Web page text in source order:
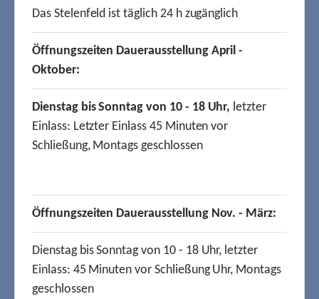
Das Stelenfeld ist täglich 24 h zugänglich
Öffnungszeiten Dauerausstellung April -
Oktober:
Dienstag bis Sonntag von 10 - 18 Uhr, letzter
Einlass: Letzter Einlass 45 Minuten vor
Schließung, Montags geschlossen
Öffnungszeiten Dauerausstellung Nov. - März:
Dienstag bis Sonntag von 10 - 18 Uhr, letzter
Einlass: 45 Minuten vor Schließung Uhr, Montags
geschlossen